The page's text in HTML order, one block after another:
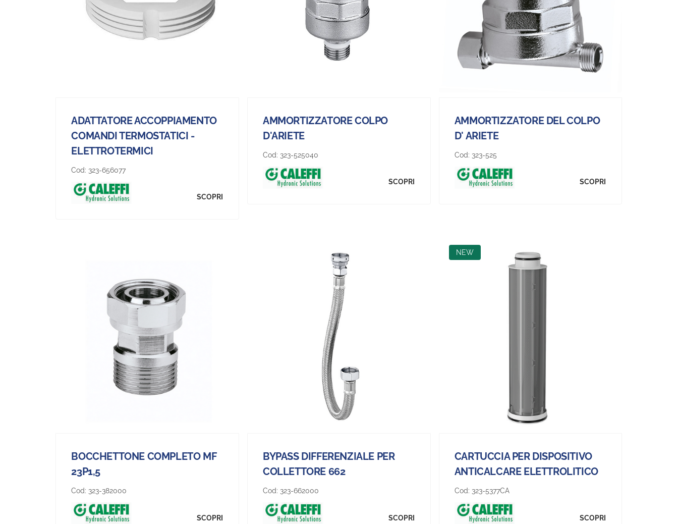
ADATTATORE ACCOPPIAMENTO
COMANDI TERMOSTATICI -
ELETTROTERMICI
Cod: 323-656077
SCOPRI
AMMORTIZZATORE COLPO
D'ARIETE
Cod: 323-525040
SCOPRI
AMMORTIZZATORE DEL COLPO
D' ARIETE
Cod: 323-525
SCOPRI
BOCCHETTONE COMPLETO MF
23P1,5
Cod: 323-382000
SCOPRI
BYPASS DIFFERENZIALE PER
COLLETTORE 662
Cod: 323-662000
SCOPRI
NEW
CARTUCCIA PER DISPOSITIVO
ANTICALCARE ELETTROLITICO
Cod: 323-5377CA
SCOPRI